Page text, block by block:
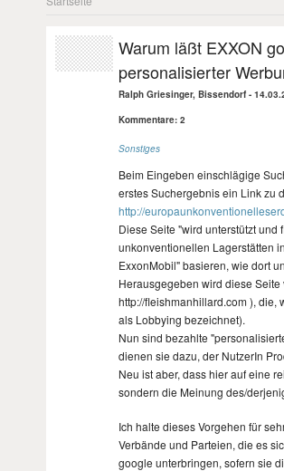
Warum läßt EXXON
personalisierter
Ralph Griesinger, Bissendorf -
Kommentare: 2
Sonstiges
Beim Eingeben einschlägige
erstes Suchergebnis ein Link zu
http://
Diese Seite "wird unterstützt
unkonventionellen Lagerstätten
ExxonMobil" basieren, wie dort
Herausgegeben wird diese
http://fleishmanhillard.com ), die,
als Lobbying bezeichnet).
Nun sind bezahlte
dienen sie dazu, der NutzerIn
Neu ist aber, dass hier auf eine
sondern die Meinung des/
Ich halte dieses Vorgehen für
Verbände und Parteien, die es
google unterbringen, sofern sie